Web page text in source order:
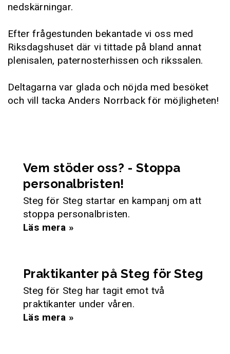
nedskärningar.
Efter frågestunden bekantade vi oss med
Riksdagshuset där vi tittade på bland annat
plenisalen, paternosterhissen och rikssalen.
Deltagarna var glada och nöjda med besöket
och vill tacka Anders Norrback för möjligheten!
Vem stöder oss? - Stoppa
personalbristen!
Steg för Steg startar en kampanj om att
stoppa personalbristen.
Läs mera »
Praktikanter på Steg för Steg
Steg för Steg har tagit emot två
praktikanter under våren.
Läs mera »